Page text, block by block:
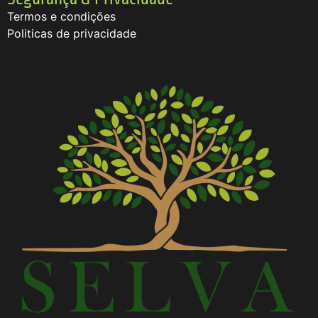
Termos e condições
Politicas de privacidade